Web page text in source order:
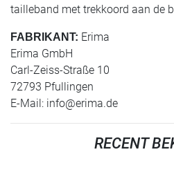
tailleband met trekkoord aan de
FABRIKANT: Erima
Erima GmbH
Carl-Zeiss-Straße 10
72793 Pfullingen
E-Mail: info@erima.de
RECENT